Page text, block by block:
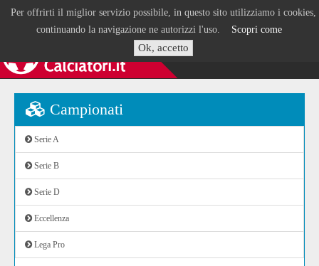
Per offrirti il miglior servizio possibile, in questo sito utilizziamo i cookies,
continuando la navigazione ne autorizzi l'uso. Scopri come
Ok, accetto
Campionati
Serie A
Serie B
Serie D
Eccellenza
Lega Pro